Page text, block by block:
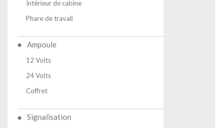
Intérieur de cabine
Phare de travail
Ampoule
12 Volts
24 Volts
Coffret
Signalisation